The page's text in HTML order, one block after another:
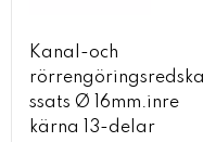
Kanal-och
ssats Ø 16mm.inre
kärna 13-delar